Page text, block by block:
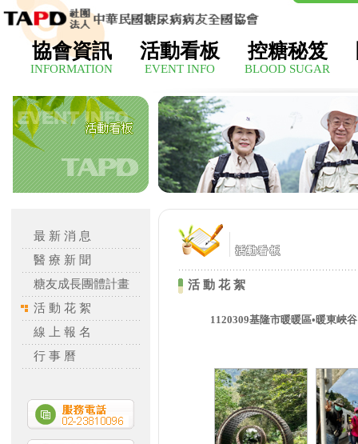
協會資訊
INFORMATION
活動看板
EVENT INFO
控糖秘笈
BLOOD SUGAR
最 新 消 息
醫 療 新 聞
糖友成長團體計畫
活 動 花 絮
線 上 報 名
行 事 曆
活 動 花 絮
1120309基隆市暖暖區•暖東峽